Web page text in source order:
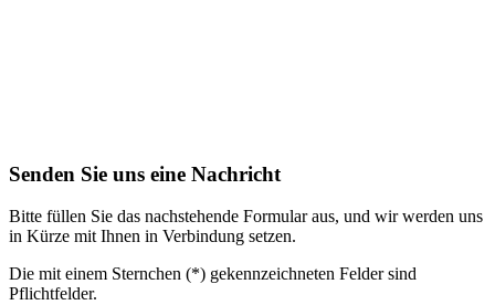
Senden Sie uns eine Nachricht
Bitte füllen Sie das nachstehende Formular aus, und wir werden uns
in Kürze mit Ihnen in Verbindung setzen.
Die mit einem Sternchen (*) gekennzeichneten Felder sind
Pflichtfelder.